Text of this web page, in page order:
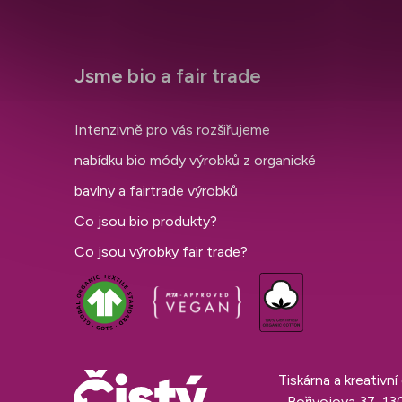
Jsme bio a fair trade
Intenzivně pro vás rozšiřujeme
nabídku bio módy výrobků z organické
bavlny a fairtrade výrobků
Co jsou bio produkty?
Co jsou výrobky fair trade?
Tiskárna a